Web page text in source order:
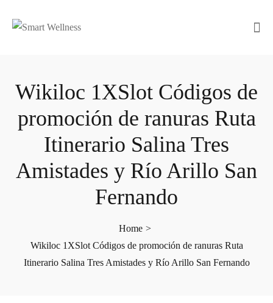
Wikiloc 1XSlot Códigos de
promoción de ranuras Ruta
Itinerario Salina Tres
Amistades y Río Arillo San
Fernando
Home >
Wikiloc 1XSlot Códigos de promoción de ranuras Ruta
Itinerario Salina Tres Amistades y Río Arillo San Fernando